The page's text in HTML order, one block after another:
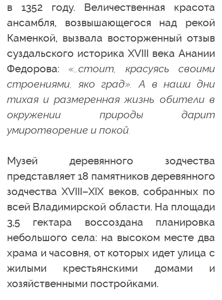
в 1352 году. Величественная красота
ансамбля, возвышающегося над рекой
Каменкой, вызвала восторженный отзыв
суздальского историка XVIII века Анании
Федорова: «…стоит, красуясь своими
строениями, яко град». А в наши дни
тихая и размеренная жизнь обители в
окружении природы дарит
умиротворение и покой.
Музей деревянного зодчества
представляет 18 памятников деревянного
зодчества XVIII–XIX веков, собранных по
всей Владимирской области. На площади
3,5 гектара воссоздана планировка
небольшого села: на высоком месте два
храма и часовня, от которых идет улица с
жилыми крестьянскими домами и
хозяйственными постройками.